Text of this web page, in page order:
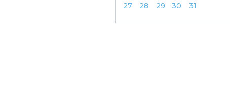
27
28 29 30 31